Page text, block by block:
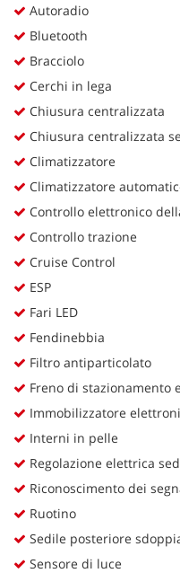
Autoradio
Bluetooth
Bracciolo
Cerchi in lega
Chiusura centralizzata
Chiusura centralizzata
Climatizzatore
Climatizzatore
Controllo elettronico
Controllo trazione
Cruise Control
ESP
Fari LED
Fendinebbia
Filtro antiparticolato
Freno di stazionamento
Immobilizzatore
Interni in pelle
Regolazione elettrica
Riconoscimento dei
Ruotino
Sedile posteriore
Sensore di luce